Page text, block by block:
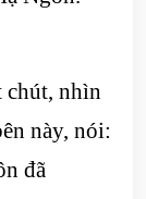
chút, nhìn
này, nói:
đã